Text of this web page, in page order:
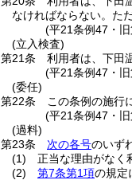
なければならない。 た
(平21条例47・
(立入検査)
第21条
利用者は、下田
(平21条例47・
(委任)
第22条
この条例の施行
(平21条例47・
(過料)
第23条
次の各号のいず
(1)
正当な理由がなく
(2)
第7条第1項の規定